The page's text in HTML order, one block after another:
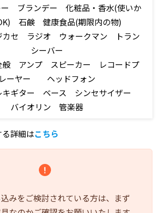
ブランデー 化粧品・香水(使いか
石鹸 健康食品(期限内の物)
カセ ラジオ ウォークマン トラン
シーバー
般 アンプ スピーカー レコードプ
レーヤー ヘッドフォン
ギター ベース シンセサイザー
バイオリン 管楽器
詳細はこちら
みをご検討されている方は、まず